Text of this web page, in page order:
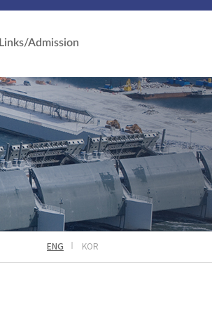
Links/Admission
ENG KOR